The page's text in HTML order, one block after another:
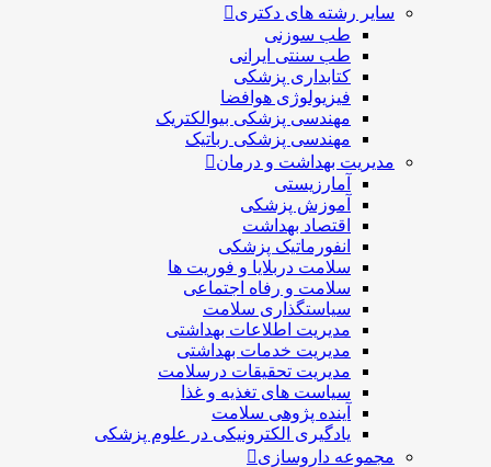
سایر رشته های دکتری
طب سوزنی
طب سنتی ایرانی
کتابداری پزشکی
فیزیولوژی هوافضا
مهندسی پزشکی بیوالکتریک
مهندسی پزشکی رباتیک
مدیریت بهداشت و درمان
آمارزیستی
آموزش پزشکی
اقتصاد بهداشت
انفورماتیک پزشکی
سلامت دربلايا و فوريت ها
سلامت و رفاه اجتماعی
سیاستگذاری سلامت
مدیریت اطلاعات بهداشتی
مدیریت خدمات بهداشتی
مدیریت تحقیقات درسلامت
سیاست های تغذیه و غذا
آینده پژوهی سلامت
یادگیری الکترونیکی در علوم پزشکی
مجموعه داروسازی